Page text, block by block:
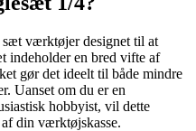
værktøjer designet til at
indeholder en bred vifte af
gør det ideelt til både mindre
Uanset om du er en
hobbyist, vil dette
din værktøjskasse.